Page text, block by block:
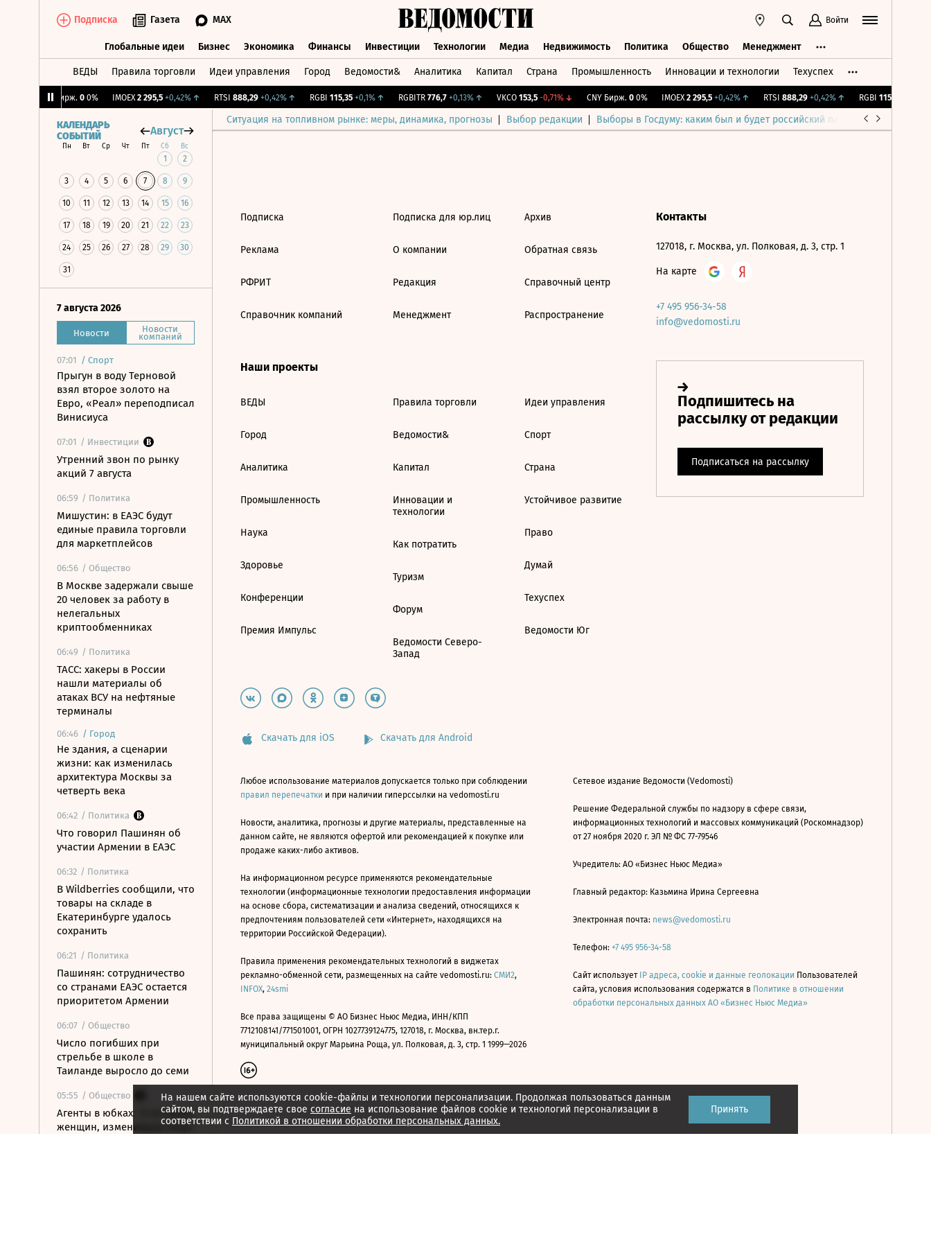
Подписка Газета MAX Войти
Глобальные идеи Бизнес Экономика Финансы Инвестиции Технологии Медиа Недвижимость Политика Общество Менеджмент
ВЕДЫ Правила торговли Идеи управления Город Ведомости& Аналитика Капитал Страна Промышленность Инновации и технологии Техуспех
CNY Бирж. 0 0% IMOEX 2 295,5 +0,42%↑ RTSI 888,29 +0,42%↑ RGBI 115,35 +0,1%↑ RGBITR 776,7 +0,13%↑ VKCO 153,5 -0,71%↓ CNY Бирж. 0 0% IMOEX 2 295,5 +0,42%↑ RTSI 888,29 +0,42%↑ RGBI 115,35
Ситуация на топливном рынке: меры, динамика, прогнозы Выбор редакции Выборы в Госдуму: каким был и будет российский парламент
КАЛЕНДАРЬ
СОБЫТИЙ
Август
Пн Вт Ср Чт Пт Сб Вс
1 2
3 4 5 6 7 8 9
10 11 12 13 14 15 16
17 18 19 20 21 22 23
24 25 26 27 28 29 30
31
7 августа 2026
Новости Новости
компаний
07:01 / Спорт
Прыгун в воду Терновой
взял второе золото на
Евро, «Реал» переподписал
Винисиуса
07:01 / Инвестиции
Утренний звон по рынку
акций 7 августа
06:59 / Политика
Мишустин: в ЕАЭС будут
единые правила торговли
для маркетплейсов
06:56 / Общество
В Москве задержали свыше
20 человек за работу в
нелегальных
криптообменниках
06:49 / Политика
ТАСС: хакеры в России
нашли материалы об
атаках ВСУ на нефтяные
терминалы
06:46 / Город
Не здания, а сценарии
жизни: как изменилась
архитектура Москвы за
четверть века
06:42 / Политика
Что говорил Пашинян об
участии Армении в ЕАЭС
06:32 / Политика
В Wildberries сообщили, что
товары на складе в
Екатеринбурге удалось
сохранить
06:21 / Политика
Пашинян: сотрудничество
со странами ЕАЭС остается
приоритетом Армении
06:07 / Общество
Число погибших при
стрельбе в школе в
Таиланде выросло до семи
05:55 / Общество
Агенты в юбках: 12 историй
женщин, изменивших лицо
На нашем сайте используются cookie-файлы и технологии персонализации. Продолжая пользоваться данным
сайтом, вы подтверждаете свое согласие на использование файлов cookie и технологий персонализации в
соответствии с Политикой в отношении обработки персональных данных.
Принять
Подписка
Реклама
РФРИТ
Справочник компаний
Подписка для юр.лиц
О компании
Редакция
Менеджмент
Архив
Обратная связь
Справочный центр
Распространение
Наши проекты
ВЕДЫ
Город
Аналитика
Промышленность
Наука
Здоровье
Конференции
Премия Импульс
Правила торговли
Ведомости&
Капитал
Инновации и
технологии
Как потратить
Туризм
Форум
Ведомости Северо-
Запад
Идеи управления
Спорт
Страна
Устойчивое развитие
Право
Думай
Техуспех
Ведомости Юг
Контакты
127018, г. Москва, ул. Полковая, д. 3, стр. 1
На карте
+7 495 956-34-58
info@vedomosti.ru
Скачать для iOS Скачать для Android
Любое использование материалов допускается только при соблюдении
правил перепечатки и при наличии гиперссылки на vedomosti.ru
Новости, аналитика, прогнозы и другие материалы, представленные на
данном сайте, не являются офертой или рекомендацией к покупке или
продаже каких-либо активов.
На информационном ресурсе применяются рекомендательные
технологии (информационные технологии предоставления информации
на основе сбора, систематизации и анализа сведений, относящихся к
предпочтениям пользователей сети «Интернет», находящихся на
территории Российской Федерации).
Правила применения рекомендательных технологий в виджетах
рекламно-обменной сети, размещенных на сайте vedomosti.ru: СМИ2,
INFOX, 24smi
Все права защищены © АО Бизнес Ньюс Медиа, ИНН/КПП
7712108141/771501001, ОГРН 1027739124775, 127018, г. Москва, вн.тер.г.
муниципальный округ Марьина Роща, ул. Полковая, д. 3, стр. 1 1999—2026
Сетевое издание Ведомости (Vedomosti)
Решение Федеральной службы по надзору в сфере связи,
информационных технологий и массовых коммуникаций (Роскомнадзор)
от 27 ноября 2020 г. ЭЛ № ФС 77-79546
Учредитель: АО «Бизнес Ньюс Медиа»
Главный редактор: Казьмина Ирина Сергеевна
Электронная почта: news@vedomosti.ru
Телефон: +7 495 956-34-58
Сайт использует IP адреса, cookie и данные геолокации Пользователей
сайта, условия использования содержатся в Политике в отношении
обработки персональных данных АО «Бизнес Ньюс Медиа»